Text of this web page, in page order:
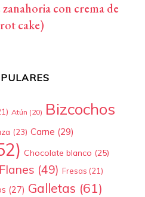
con crema de
cake)
Atún (20) Bizcochos
(23) Carne (29)
Chocolate blanco (25)
Flanes (49) Fresas (21)
(27) Galletas (61)